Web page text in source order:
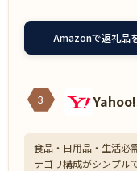
Amazonで返礼品
3
食品・日用品・生活必
テゴリ構成がシンプル